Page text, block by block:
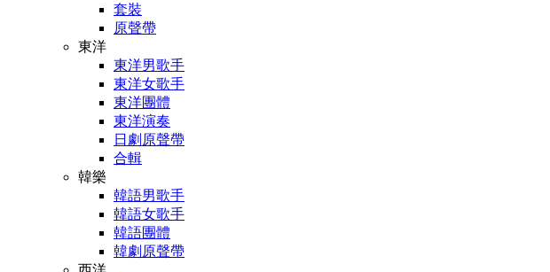
套裝
原聲帶
東洋
東洋男歌手
東洋女歌手
東洋團體
東洋演奏
日劇原聲帶
合輯
韓樂
韓語男歌手
韓語女歌手
韓語團體
韓劇原聲帶